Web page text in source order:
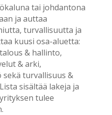
tai johdantona
ja auttaa
turvallisuutta ja
kuusi osa-aluetta:
& hallinto,
& arki,
turvallisuus &
sisältää lakeja ja
tulee